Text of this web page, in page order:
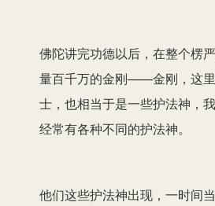
佛陀讲完功德以后，在整个楞
量百千万的金刚——金刚，这
士，也相当于是一些护法神，
经常有各种不同的护法神。
他们这些护法神出现，一时间